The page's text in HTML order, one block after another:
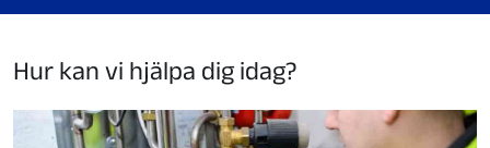
Hur kan vi hjälpa dig idag?